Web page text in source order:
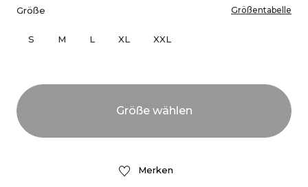
Größe Größentabelle
S M L XL XXL
Merken